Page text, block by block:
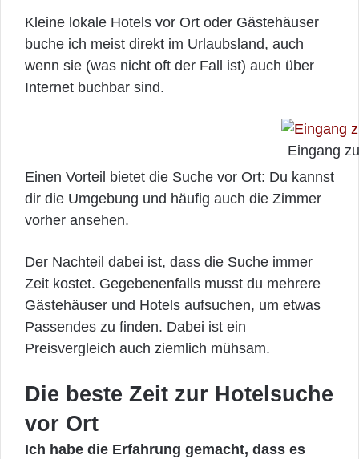
Kleine lokale Hotels vor Ort oder Gästehäuser
buche ich meist direkt im Urlaubsland, auch
wenn sie (was nicht oft der Fall ist) auch über
Internet buchbar sind.
Eingang
Einen Vorteil bietet die Suche vor Ort: Du kannst
dir die Umgebung und häufig auch die Zimmer
vorher ansehen.
Der Nachteil dabei ist, dass die Suche immer
Zeit kostet. Gegebenenfalls musst du mehrere
Gästehäuser und Hotels aufsuchen, um etwas
Passendes zu finden. Dabei ist ein
Preisvergleich auch ziemlich mühsam.
Die beste Zeit zur Hotelsuche
vor Ort
Ich habe die Erfahrung gemacht, dass es